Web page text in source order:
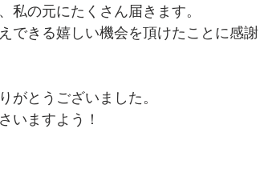
私の元にたくさん届きます。
できる嬉しい機会を頂けたことに感
がとうございました。
いますよう！